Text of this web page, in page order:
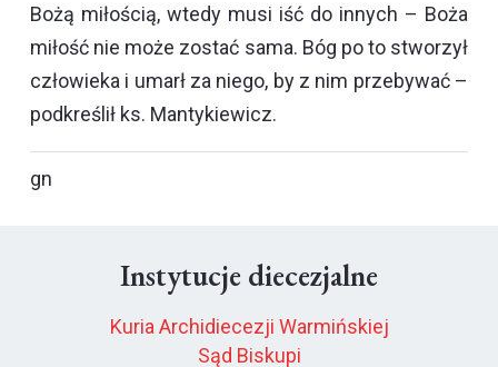
Bożą miłością, wtedy musi iść do innych – Boża
miłość nie może zostać sama. Bóg po to stworzył
człowieka i umarł za niego, by z nim przebywać –
podkreślił ks. Mantykiewicz.
gn
Instytucje diecezjalne
Kuria Archidiecezji Warmińskiej
Sąd Biskupi